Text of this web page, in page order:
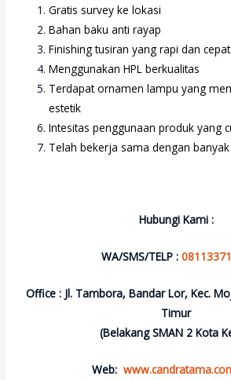
Gratis survey ke lokasi
Bahan baku anti rayap
Finishing tusiran yang rapi dan cepat
Menggunakan HPL berkualitas
Terdapat ornamen lampu yang
estetik
Intesitas penggunaan produk yang
Telah bekerja sama dengan
Hubungi Kami :
WA/SMS/TELP :
Office : Jl. Tambora, Bandar Lor, Kec.
Timur
(Belakang SMAN 2 Kota
Web: